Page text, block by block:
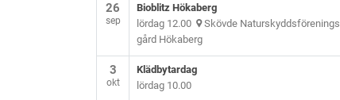
26
sep
Bioblitz Hökaberg
lördag 12.00 Skövde Naturskyddsförenings
gård Hökaberg
3
okt
Klädbytardag
lördag 10.00